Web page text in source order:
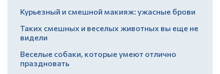
Курьезный и смешной макияж: ужасные брови
Таких смешных и веселых животных вы еще не
видели
Веселые собаки, которые умеют отлично
праздновать